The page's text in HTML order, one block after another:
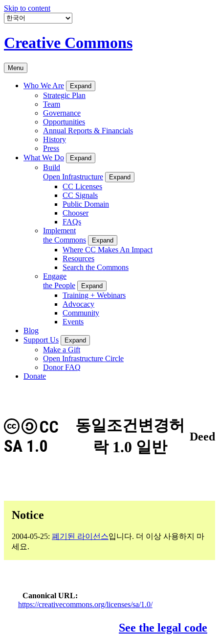
Skip to content
Creative Commons
Menu
Who We Are Expand
Strategic Plan
Team
Governance
Opportunities
Annual Reports & Financials
History
Press
What We Do
Expand
Build
Open Infrastructure
Expand
CC Licenses
CC Signals
Public Domain
Chooser
FAQs
Implement
the Commons
Expand
Where CC Makes An Impact
Resources
Search the Commons
Engage
the People
Expand
Training + Webinars
Advocacy
Community
Events
Blog
Support Us
Expand
Make a Gift
Open Infrastructure Circle
Donor FAQ
Donate
동일조건변경허
락 1.0 일반
CC
SA 1.0
Deed
Notice
2004-05-25: 폐기된 라이선스입니다. 더 이상 사용하지 마
세요.
Canonical URL
https://creativecommons.org/licenses/sa/1.0/
See the legal code